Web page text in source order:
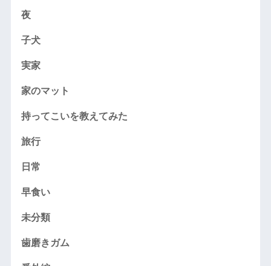
夜
子犬
実家
家のマット
持ってこいを教えてみた
旅行
日常
早食い
未分類
歯磨きガム